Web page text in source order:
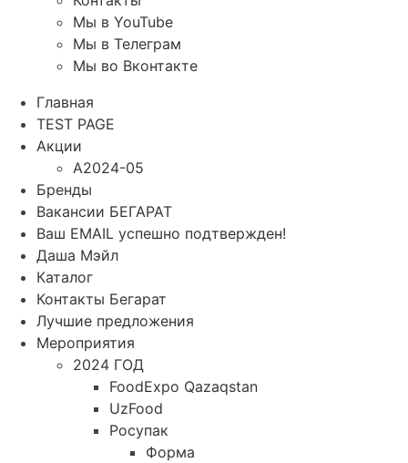
Мы в YouTube
Мы в Телеграм
Мы во Вконтакте
Главная
TEST PAGE
Акции
A2024-05
Бренды
Вакансии БЕГАРАТ
Ваш EMAIL успешно подтвержден!
Даша Мэйл
Каталог
Контакты Бегарат
Лучшие предложения
Мероприятия
2024 ГОД
FoodExpo Qazaqstan
UzFood
Росупак
Форма